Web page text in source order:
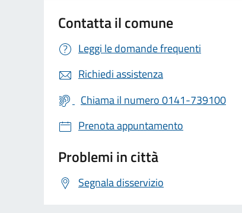
Contatta il comune
Leggi le domande frequenti
Richiedi assistenza
Chiama il numero 0141-739100
Prenota appuntamento
Problemi in città
Segnala disservizio